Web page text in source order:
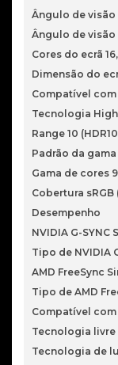
Ângulo de visão
Ângulo de visão
Cores do ecrã
Dimensão do
Compatível com
Tecnologia
Range 10
Padrão da
Gama de cores
Cobertura
Desempenho
NVIDIA G-SYNC
Tipo de NVIDIA
AMD FreeSync
Tipo de AMD
Compatível com
Tecnologia
Tecnologia de